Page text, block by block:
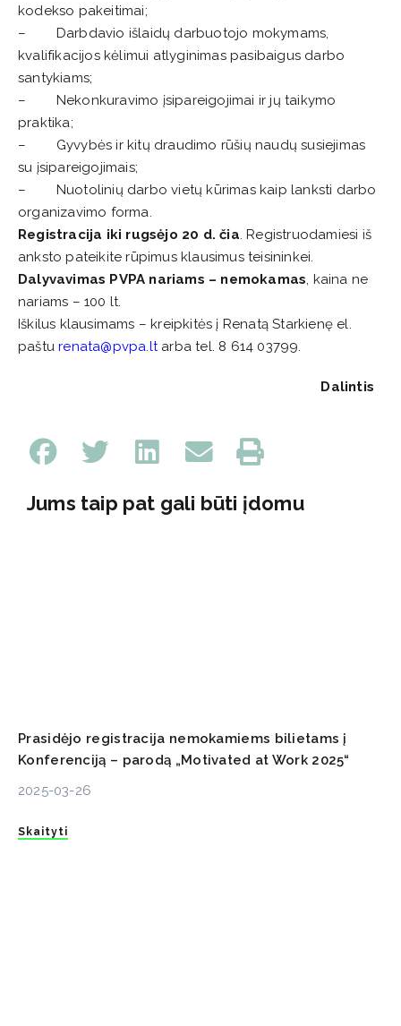
kodekso pakeitimai;
– Darbdavio išlaidų darbuotojo mokymams,
kvalifikacijos kėlimui atlyginimas pasibaigus darbo
santykiams;
– Nekonkuravimo įsipareigojimai ir jų taikymo
praktika;
– Gyvybės ir kitų draudimo rūšių naudų susiejimas
su įsipareigojimais;
– Nuotolinių darbo vietų kūrimas kaip lanksti darbo
organizavimo forma.
Registracija iki rugsėjo 20 d. čia. Registruodamiesi iš
anksto pateikite rūpimus klausimus teisininkei.
Dalyvavimas PVPA nariams – nemokamas, kaina ne
nariams – 100 lt.
Iškilus klausimams – kreipkitės į Renatą Starkienę el.
pašturenata@pvpa.ltarba tel. 8 614 03799.
Dalintis
Jums taip pat gali būti įdomu
Prasidėjo registracija nemokamiems bilietams į
Konferenciją – parodą „Motivated at Work 2025“
2025-03-26
Skaityti